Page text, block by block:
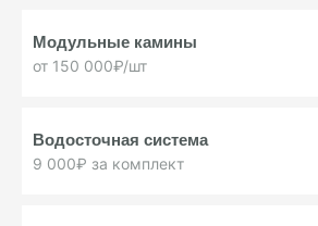
Модульные камины
от 150 000₽/шт
Водосточная система
9 000₽ за комплект